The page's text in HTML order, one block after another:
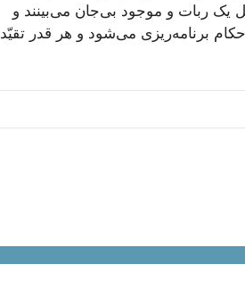
یک ربات و موجود بی‌جان می‌بینند و
برنامه‌ریزی می‌شود و هر قدر تقیّد